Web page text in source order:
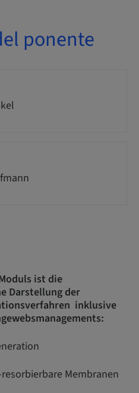
ponente
ist die
Darstellung der
inklusive
Membranen